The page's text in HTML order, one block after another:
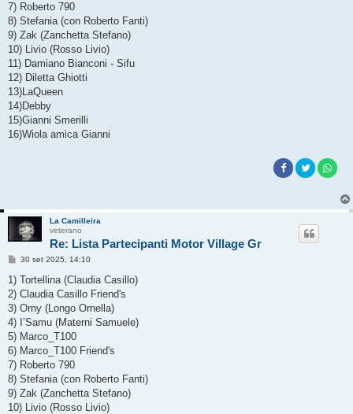
7) Roberto 790
8) Stefania (con Roberto Fanti)
9) Zak (Zanchetta Stefano)
10) Livio (Rosso Livio)
11) Damiano Bianconi - Sifu
12) Diletta Ghiotti
13)LaQueen
14)Debby
15)Gianni Smerilli
16)Wiola amica Gianni
La Camilleira
veterano
Re: Lista Partecipanti Motor Village Gr
M
s
a
g
o
30 set 2025, 14:10
1) Tortellina (Claudia Casillo)
2) Claudia Casillo Friend's
3) Orny (Longo Ornella)
4) I’Samu (Materni Samuele)
5) Marco_T100
6) Marco_T100 Friend's
7) Roberto 790
8) Stefania (con Roberto Fanti)
9) Zak (Zanchetta Stefano)
10) Livio (Rosso Livio)